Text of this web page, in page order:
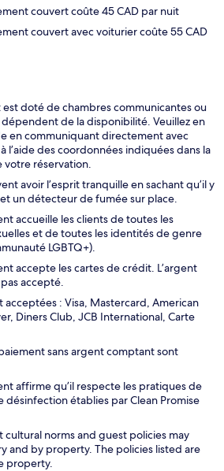
couvert coûte 45 CAD par nuit
couvert avec voiturier coûte 55 CAD
est doté de chambres communicantes ou
de la disponibilité. Veuillez en
en communiquant directement avec
l’aide des coordonnées indiquées dans la
votre réservation.
avoir l’esprit tranquille en sachant qu’il y
un détecteur de fumée sur place.
accueille les clients de toutes les
et de toutes les identités de genre
LGBTQ+).
accepte les cartes de crédit. L’argent
accepté.
acceptées : Visa, Mastercard, American
Diners Club, JCB International, Carte
sans argent comptant sont
affirme qu’il respecte les pratiques de
désinfection établies par Clean Promise
cultural norms and guest policies may
and by property. The policies listed are
property.